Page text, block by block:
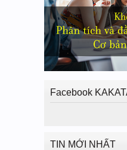
Facebook
TIN MỚI NHẤT